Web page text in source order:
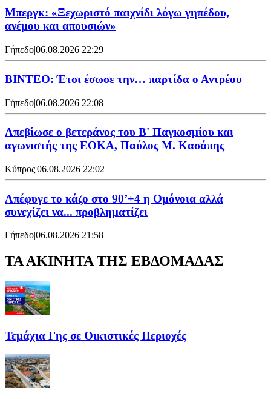
Μπεργκ: «Ξεχωριστό παιχνίδι λόγω γηπέδου,
ανέμου και απουσιών»
Γήπεδο|06.08.2026 22:29
ΒΙΝΤΕΟ: Έτσι έσωσε την… παρτίδα ο Αντρέου
Γήπεδο|06.08.2026 22:08
Απεβίωσε ο βετεράνος του Β' Παγκοσμίου και
αγωνιστής της ΕΟΚΑ, Παύλος Μ. Κασάπης
Κύπρος|06.08.2026 22:02
Απέφυγε το κάζο στο 90’+4 η Ομόνοια αλλά
συνεχίζει να... προβληματίζει
Γήπεδο|06.08.2026 21:58
ΤΑ ΑΚΙΝΗΤΑ ΤΗΣ ΕΒΔΟΜΑΔΑΣ
Τεμάχια Γης σε Οικιστικές Περιοχές